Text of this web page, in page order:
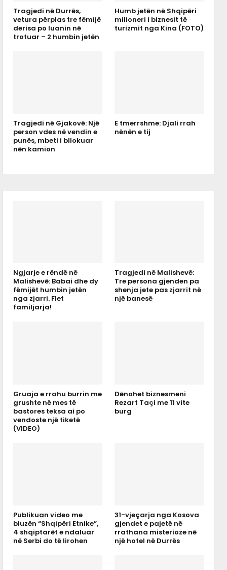
Tragjedi në Durrës,
vetura përplas tre fëmijë
derisa po luanin në
trotuar – 2 humbin jetën
Humb jetën në Shqipëri
milioneri i biznesit të
turizmit nga Kina (FOTO)
Tragjedi në Gjakovë: Një
person vdes në vendin e
punës, mbeti i bllokuar
nën kamion
E tmerrshme: Djali rrah
nënën e tij
Ngjarje e rëndë në
Malishevë: Babai dhe dy
fëmijët humbin jetën
nga zjarri. Flet
familjarja!
Tragjedi në Malishevë:
Tre persona gjenden pa
shenja jete pas zjarrit në
një banesë
Gruaja e rrahu burrin me
grushte në mes të
bastores teksa ai po
vendoste një tiketë
(VIDEO)
Dënohet biznesmeni
Rezart Taçi me 11 vite
burg
Publikuan video me
bluzën “Shqipëri Etnike”,
4 shqiptarët e ndaluar
në Serbi do të lirohen
31-vjeçarja nga Kosova
gjendet e pajetë në
rrathana misterioze në
një hotel në Durrës